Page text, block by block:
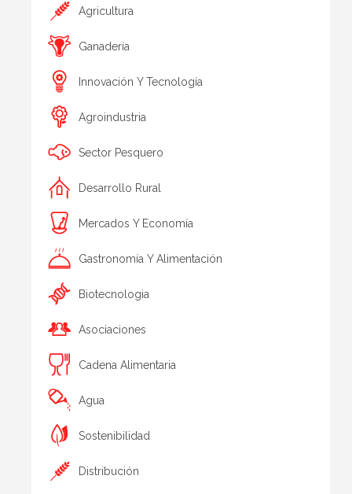
Agricultura
Ganadería
Innovación Y Tecnología
Agroindustria
Sector Pesquero
Desarrollo Rural
Mercados Y Economía
Gastronomía Y Alimentación
Biotecnologia
Asociaciones
Cadena Alimentaria
Agua
Sostenibilidad
Distribución